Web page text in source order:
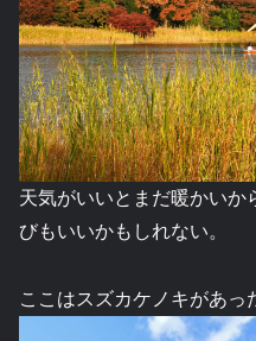
天気がいいとまだ暖かいか
びもいいかもしれない。
ここはスズカケノキがあっ